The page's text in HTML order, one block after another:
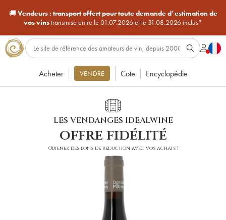
🚚Vendeurs : transport offert pour toute demande d’estimation de
vos vinstransmise entre le 01.07.2026 et le 31.08.2026 inclus*
Acheter VENDRE Cote Encyclopédie
LES VENDANGES IDEALWINE
offre fidélité
Obtenez des bons de réduction avec vos achats !